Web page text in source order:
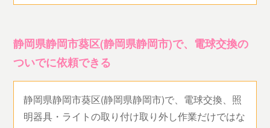
静岡県静岡市葵区(静岡県静岡市)で、電球交換の
ついでに依頼できる
静岡県静岡市葵区(静岡県静岡市)で、電球交換、照
明器具・ライトの取り付け取り外し作業だけではな